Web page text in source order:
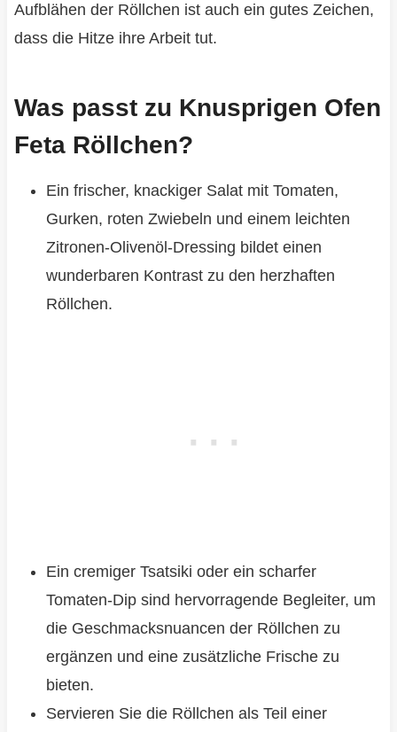
Aufblähen der Röllchen ist auch ein gutes Zeichen,
dass die Hitze ihre Arbeit tut.
Was passt zu Knusprigen Ofen
Feta Röllchen?
Ein frischer, knackiger Salat mit Tomaten,
Gurken, roten Zwiebeln und einem leichten
Zitronen-Olivenöl-Dressing bildet einen
wunderbaren Kontrast zu den herzhaften
Röllchen.
Ein cremiger Tsatsiki oder ein scharfer
Tomaten-Dip sind hervorragende Begleiter, um
die Geschmacksnuancen der Röllchen zu
ergänzen und eine zusätzliche Frische zu
bieten.
Servieren Sie die Röllchen als Teil einer